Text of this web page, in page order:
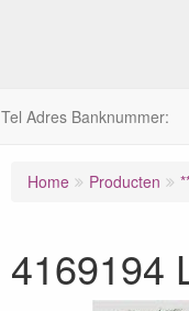
Tel Adres Banknummer:
Home Producten
4169194